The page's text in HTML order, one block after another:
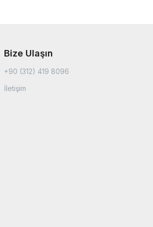
Bize Ulaşın
+90 (312) 419 8096
İletişim